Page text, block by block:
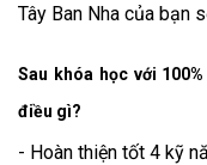
Tây Ban Nha của bạn
Sau khóa học với
điều gì?
- Hoàn thiện tốt 4 kỹ